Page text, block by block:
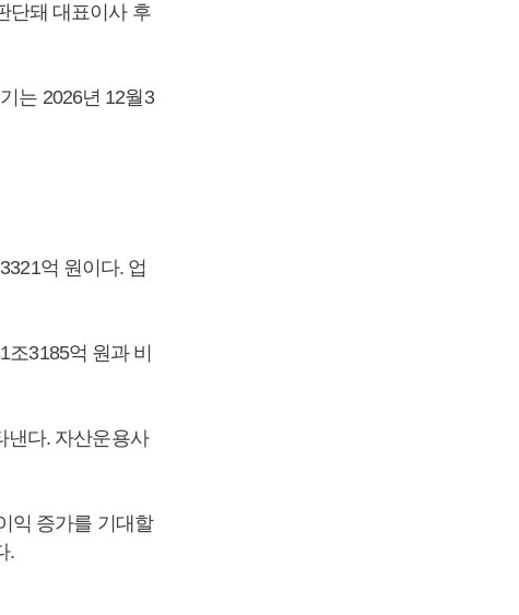
단돼 대표이사 후
는 2026년 12월3
억 원이다. 업
3185억 원과 비
낸다. 자산운용사
익 증가를 기대할
.